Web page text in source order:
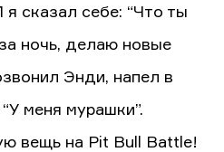
сказал себе: “Что ты
ночь, делаю новые
Энди, напел в
меня мурашки”.
вещь на Pit Bull Battle!